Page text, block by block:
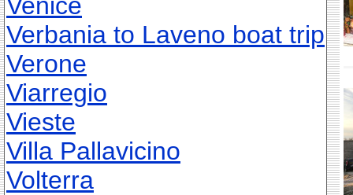
Verbania to Laveno boat trip
Verone
Viarregio
Vieste
Villa Pallavicino
Volterra